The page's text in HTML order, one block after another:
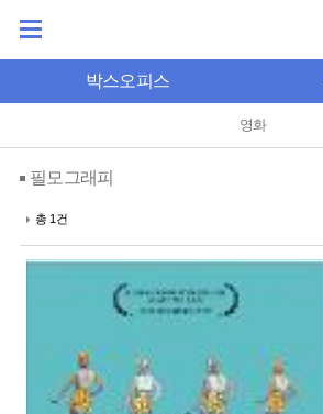
박스오피스
영화
필모그래피
총 1건